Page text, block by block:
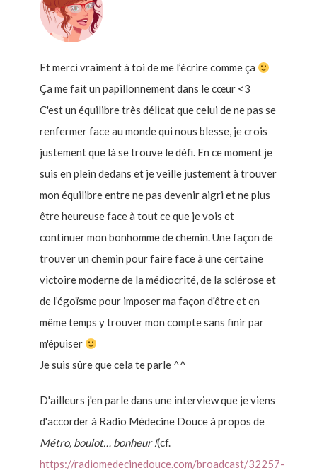
Et merci vraiment à toi de me l’écrire comme ça
Ça me fait un papillonnement dans le cœur <3
C'est un équilibre très délicat que celui de ne pas se
renfermer face au monde qui nous blesse, je crois
justement que là se trouve le défi. En ce moment je
suis en plein dedans et je veille justement à trouver
mon équilibre entre ne pas devenir aigri et ne plus
être heureuse face à tout ce que je vois et
continuer mon bonhomme de chemin. Une façon de
trouver un chemin pour faire face à une certaine
victoire moderne de la médiocrité, de la sclérose et
de l’égoïsme pour imposer ma façon d'être et en
même temps y trouver mon compte sans finir par
m'épuiser
Je suis sûre que cela te parle ^^
D'ailleurs j'en parle dans une interview que je viens
d'accorder à Radio Médecine Douce à propos de
Métro, boulot… bonheur !(cf.
https://radiomedecinedouce.com/broadcast/32257-